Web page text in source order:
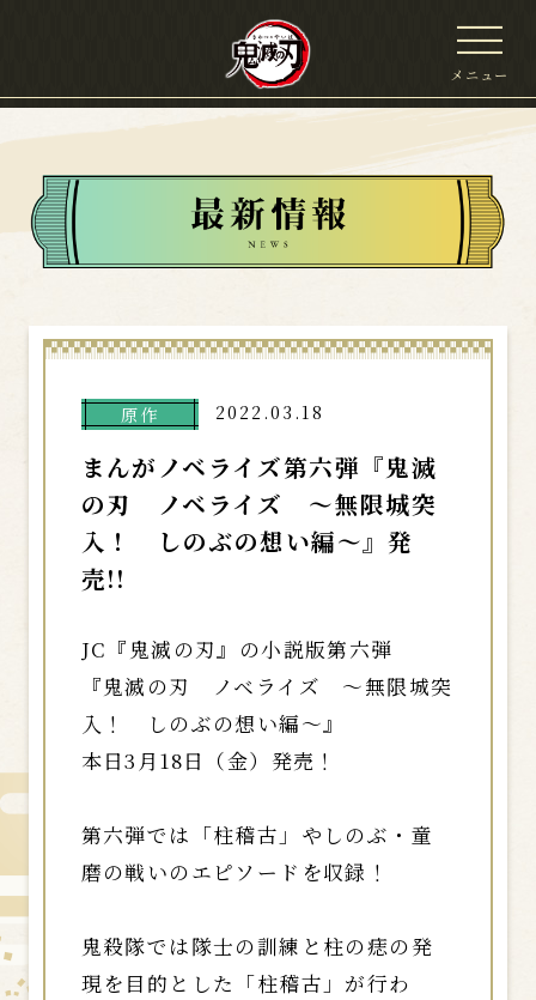
メニュー
原作 2022.03.18
まんがノベライズ第六弾『鬼滅
の刃 ノベライズ 〜無限城突
入！ しのぶの想い編〜』発
売!!
JC『鬼滅の刃』の小説版第六弾
『鬼滅の刃 ノベライズ 〜無限城突
入！ しのぶの想い編〜』
本日3月18日（金）発売！
第六弾では「柱稽古」やしのぶ・童
磨の戦いのエピソードを収録！
鬼殺隊では隊士の訓練と柱の痣の発
現を目的とした「柱稽古」が行わ